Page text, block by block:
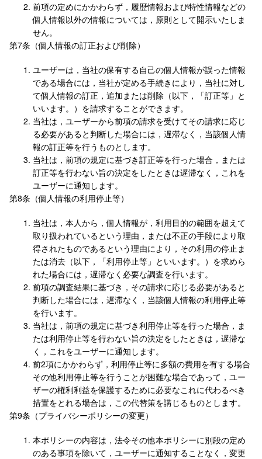
前項の定めにかかわらず，履歴情報および特性情報などの
個人情報以外の情報については，原則として開示いたしま
せん。
第7条（個人情報の訂正および削除）
ユーザーは，当社の保有する自己の個人情報が誤った情報
である場合には，当社が定める手続きにより，当社に対し
て個人情報の訂正，追加または削除（以下，「訂正等」と
いいます。）を請求することができます。
当社は，ユーザーから前項の請求を受けてその請求に応じ
る必要があると判断した場合には，遅滞なく，当該個人情
報の訂正等を行うものとします。
当社は，前項の規定に基づき訂正等を行った場合，または
訂正等を行わない旨の決定をしたときは遅滞なく，これを
ユーザーに通知します。
第8条（個人情報の利用停止等）
当社は，本人から，個人情報が，利用目的の範囲を超えて
取り扱われているという理由，または不正の手段により取
得されたものであるという理由により，その利用の停止ま
たは消去（以下，「利用停止等」といいます。）を求めら
れた場合には，遅滞なく必要な調査を行います。
前項の調査結果に基づき，その請求に応じる必要があると
判断した場合には，遅滞なく，当該個人情報の利用停止等
を行います。
当社は，前項の規定に基づき利用停止等を行った場合，ま
たは利用停止等を行わない旨の決定をしたときは，遅滞な
く，これをユーザーに通知します。
前2項にかかわらず，利用停止等に多額の費用を有する場合
その他利用停止等を行うことが困難な場合であって，ユー
ザーの権利利益を保護するために必要なこれに代わるべき
措置をとれる場合は，この代替策を講じるものとします。
第9条（プライバシーポリシーの変更）
本ポリシーの内容は，法令その他本ポリシーに別段の定め
のある事項を除いて，ユーザーに通知することなく，変更